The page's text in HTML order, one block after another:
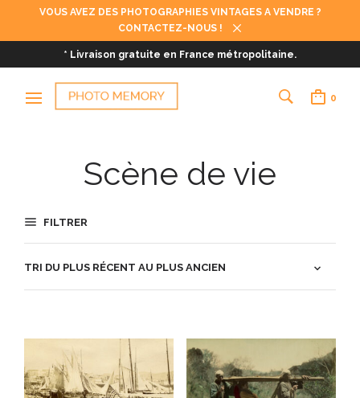
VOUS AVEZ DES PHOTOGRAPHIES VINTAGES A VENDRE ?
CONTACTEZ-NOUS !
* Livraison gratuite en France métropolitaine.
0
Scène de vie
FILTRER